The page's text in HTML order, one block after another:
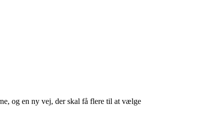
og en ny vej, der skal få flere til at vælge